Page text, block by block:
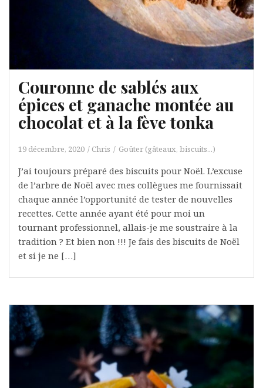
Couronne de sablés aux
épices et ganache montée au
chocolat et à la fève tonka
19 décembre, 2020 Chris Goûter (gâteaux, biscuits...)
J’ai toujours préparé des biscuits pour Noël. L’excuse
de l’arbre de Noël avec mes collègues me fournissait
chaque année l’opportunité de tester de nouvelles
recettes. Cette année ayant été pour moi un
tournant professionnel, allais-je me soustraire à la
tradition ? Et bien non !!! Je fais des biscuits de Noël
et si je ne […]